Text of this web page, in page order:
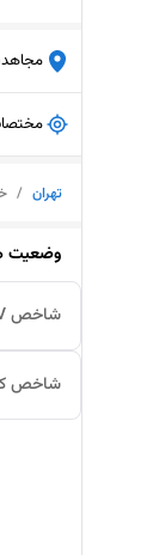
تهران /
وضعیت
شاخص UV:
شاخص